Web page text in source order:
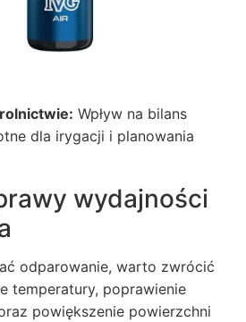
Wpływ na bilans
dla irygacji i planowania
wydajności
odparowanie, warto zwrócić
temperatury, poprawienie
powiększenie powierzchni